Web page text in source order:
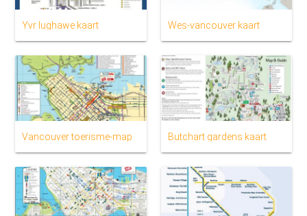
Yvr lughawe kaart Wes-vancouver kaart
Vancouver toerisme-map Butchart gardens kaart